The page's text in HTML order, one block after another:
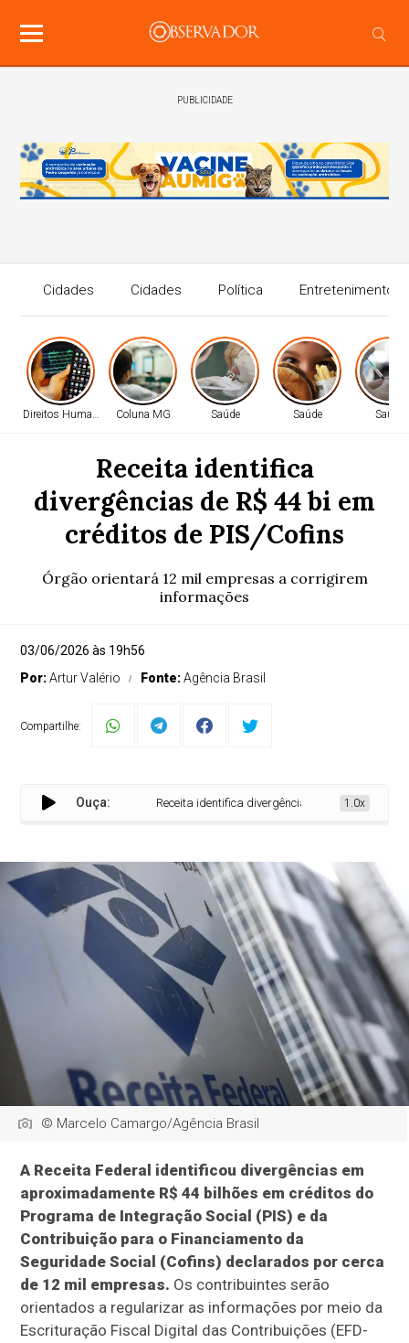
PUBLICIDADE
Cidades Cidades Política Entretenimento
Direitos Humanos Coluna MG Saúde Saúde Saúde
Receita identifica
divergências de R$ 44 bi em
créditos de PIS/Cofins
Órgão orientará 12 mil empresas a corrigirem
informações
03/06/2026 às 19h56
Por:Artur Valério Fonte:Agência Brasil
Compartilhe:
Ouça: Receita identifica divergências de R$ 44 bi em
1.0x
© Marcelo Camargo/Agência Brasil
A Receita Federal identificou divergências em
aproximadamente R$ 44 bilhões em créditos do
Programa de Integração Social (PIS) e da
Contribuição para o Financiamento da
Seguridade Social (Cofins) declarados por cerca
de 12 mil empresas. Os contribuintes serão
orientados a regularizar as informações por meio da
Escrituração Fiscal Digital das Contribuições (EFD-